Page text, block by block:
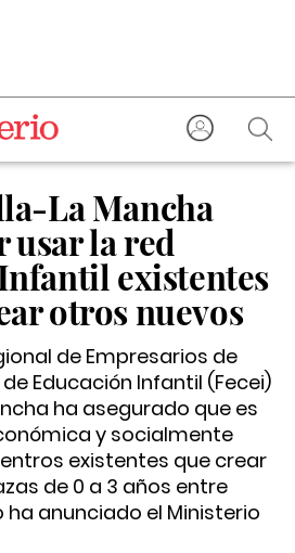
La Mancha
usar la red
existentes
otros nuevos
de Empresarios de
Educación Infantil (Fecei)
ha asegurado que es
y socialmente
existentes que crear
de 0 a 3 años entre
ha anunciado el Ministerio